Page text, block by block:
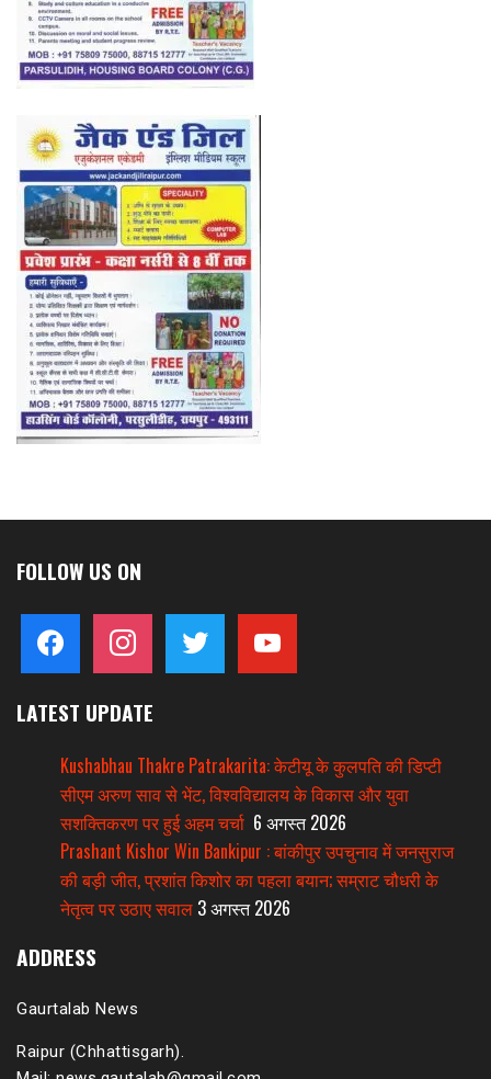
FOLLOW US ON
facebook instagram twitter
LATEST UPDATE
Kushabhau Thakre Patrakarita: केटीयू के कुलपति की डिप्टी
सीएम अरुण साव से भेंट, विश्वविद्यालय के विकास और युवा
सशक्तिकरण पर हुई अहम चर्चा 6 अगस्त 2026
Prashant Kishor Win Bankipur : बांकीपुर उपचुनाव में जनसुराज
की बड़ी जीत, प्रशांत किशोर का पहला बयान; सम्राट चौधरी के
नेतृत्व पर उठाए सवाल 3 अगस्त 2026
ADDRESS
Gaurtalab News
Raipur (Chhattisgarh).